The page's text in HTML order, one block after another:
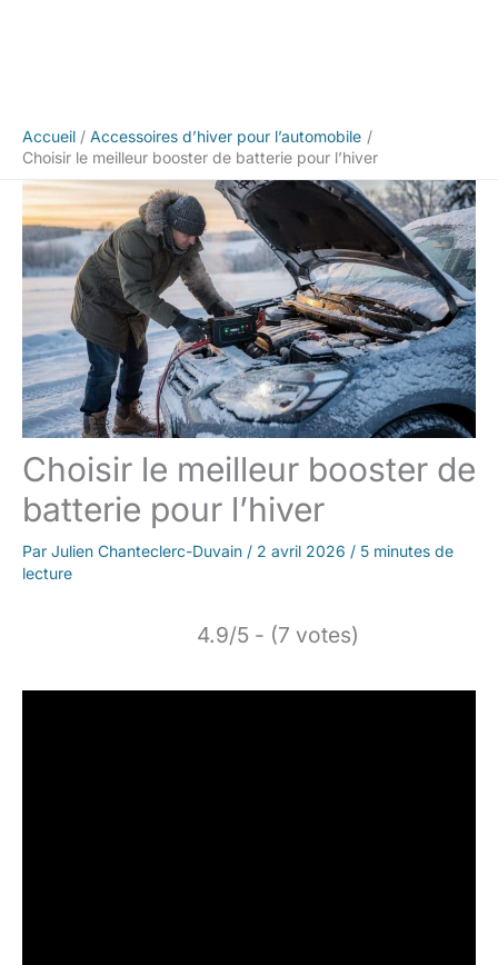
Accueil
Accessoires d’hiver pour l’automobile
Choisir le meilleur booster de batterie pour l’hiver
Choisir le meilleur booster de
batterie pour l’hiver
Par Julien Chanteclerc-Duvain / 2 avril 2026 / 5 minutes de
lecture
4.9/5 - (7 votes)